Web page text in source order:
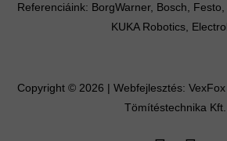
Referenciáink: BorgWarner, Bosch,
KUKA Robotics,
Copyright © 2026 | Webfejlesztés:
Tömítéstechnika Kft.